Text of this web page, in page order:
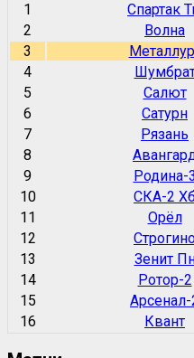
1
Спартак
2
Волна
3
4
5
Салют
6
Сатурн
7
Рязань
8
9
Родина-3
10
СКА-2 Хб
11
Орёл
12
13
Зенит
14
Ротор-2
15
Арсенал-
16
Квант